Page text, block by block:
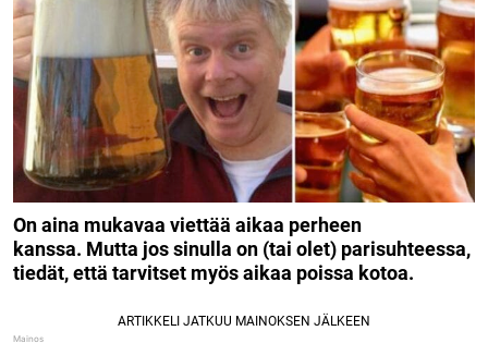
On aina mukavaa viettää aikaa perheen
kanssa. Mutta jos sinulla on (tai olet) parisuhteessa,
tiedät, että tarvitset myös aikaa poissa kotoa.